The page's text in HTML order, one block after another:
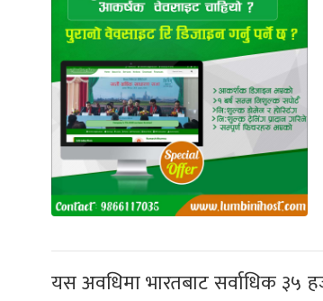
यस अवधिमा भारतबाट सर्वाधिक ३५